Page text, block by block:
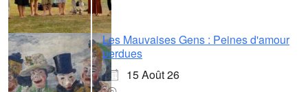
Les Mauvaises Gens : Peines d'amour
perdues
15 Août 26